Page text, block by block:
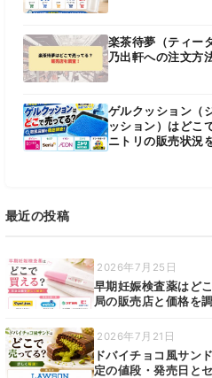
楽茶待夢（ティー
乃出軒への注文方
ゲルクッション（
ッション）はどこ
ニトリの販売状況
最近の投稿
2026年7月25日
早期妊娠検査薬はど
局の販売店と価格を
2026年7月21日
ドバイチョコ風サン
定の値段・発売日と